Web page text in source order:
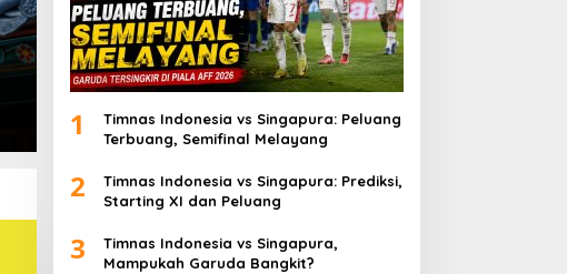
1
Timnas Indonesia vs Singapura: Peluang
Terbuang, Semifinal Melayang
2
Timnas Indonesia vs Singapura: Prediksi,
Starting XI dan Peluang
3
Timnas Indonesia vs Singapura,
Mampukah Garuda Bangkit?